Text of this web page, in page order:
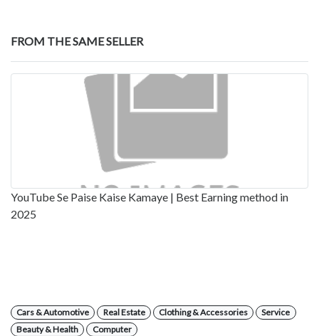
FROM THE SAME SELLER
YouTube Se Paise Kaise Kamaye | Best Earning method in
2025
Cars & Automotive Real Estate Clothing & Accessories
Service
Beauty & Health
Computer